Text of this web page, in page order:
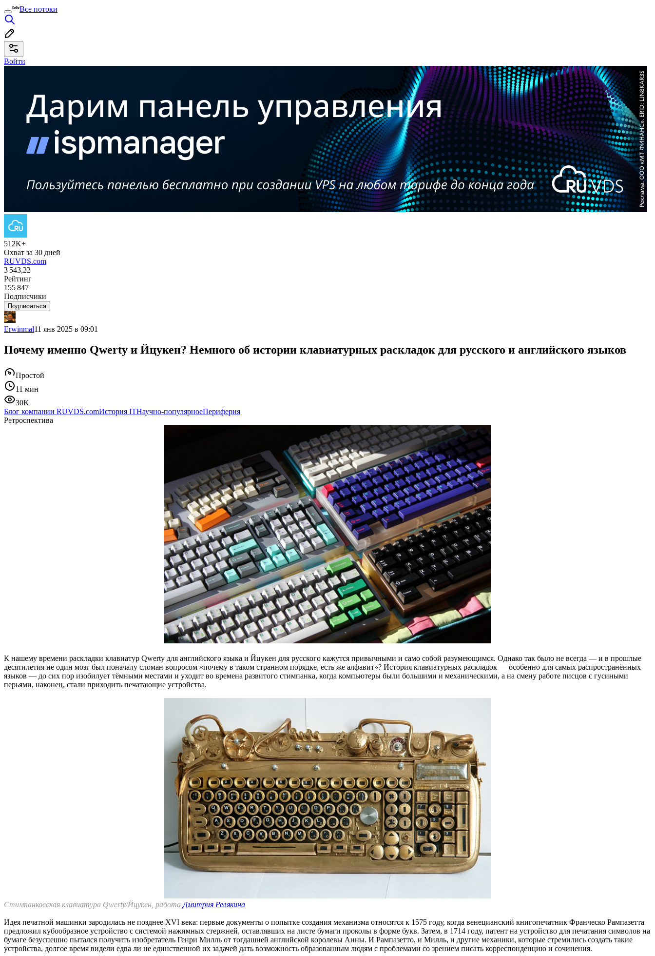
Все потоки
Войти
512K+
Охват за 30 дней
RUVDS.com
3 543,22
Рейтинг
155 847
Подписчики
Подписаться
Erwinmal11 янв 2025 в 09:01
Почему именно Qwerty и Йцукен? Немного об истории клавиатурных раскладок для русского и английского языков
Простой
11 мин
30K
Блог компании RUVDS.comИстория ITНаучно-популярноеПериферия
Ретроспектива
К нашему времени раскладки клавиатур Qwerty для английского языка и Йцукен для русского кажутся привычными и само собой разумеющимся. Однако так было не всегда — и в прошлые
десятилетия не один мозг был поначалу сломан вопросом «почему в таком странном порядке, есть же алфавит»? История клавиатурных раскладок — особенно для самых распространённых
языков — до сих пор изобилует тёмными местами и уходит во времена развитого стимпанка, когда компьютеры были большими и механическими, а на смену работе писцов с гусиными
перьями, наконец, стали приходить печатающие устройства.
Стимпанковская клавиатура Qwerty/Йцукен, работа Дмитрия Ревякина
Идея печатной машинки зародилась не позднее XVI века: первые документы о попытке создания механизма относятся к 1575 году, когда венецианский книгопечатник Франческо Рампазетта
предложил кубообразное устройство с системой нажимных стержней, оставлявших на листе бумаги проколы в форме букв. Затем, в 1714 году, патент на устройство для печатания символов на
бумаге безуспешно пытался получить изобретатель Генри Милль от тогдашней английской королевы Анны. И Рампазетто, и Милль, и другие механики, которые стремились создать такие
устройства, долгое время видели едва ли не единственной их задачей дать возможность образованным людям с проблемами со зрением писать корреспонденцию и сочинения.